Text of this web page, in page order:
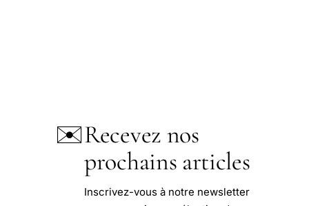
✉️Recevez nos
prochains articles
Inscrivez-vous à notre newsletter